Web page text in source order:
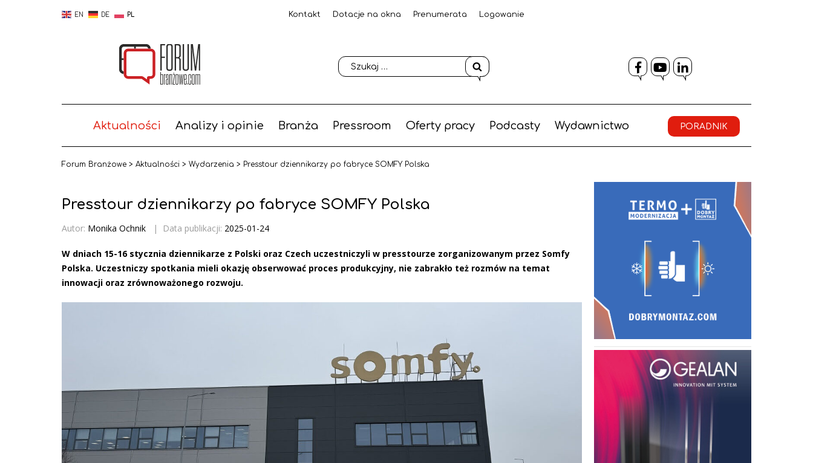
EN DE PL Kontakt Dotacje na okna Prenumerata Logowanie
Facebook
YouTube
LinkedIn
Aktualności Analizy i opinie Branża Pressroom Oferty pracy Podcasty Wydawnictwo PORADNIK
Forum Branżowe > Aktualności > Wydarzenia > Presstour dziennikarzy po fabryce SOMFY Polska
Presstour dziennikarzy po fabryce SOMFY Polska
Autor: Monika Ochnik | Data publikacji: 2025-01-24
W dniach 15-16 stycznia dziennikarze z Polski oraz Czech uczestniczyli w presstourze zorganizowanym przez Somfy
Polska. Uczestniczy spotkania mieli okazję obserwować proces produkcyjny, nie zabrakło też rozmów na temat
innowacji oraz zrównoważonego rozwoju.